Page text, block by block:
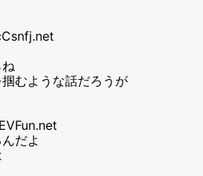
むような話だろうが
だよ